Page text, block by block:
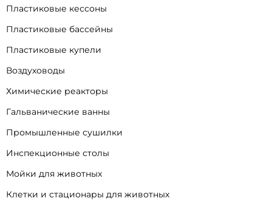
Пластиковые кессоны
Пластиковые бассейны
Пластиковые купели
Воздуховоды
Химические реакторы
Гальванические ванны
Промышленные сушилки
Инспекционные столы
Мойки для животных
Клетки и стационары для животных